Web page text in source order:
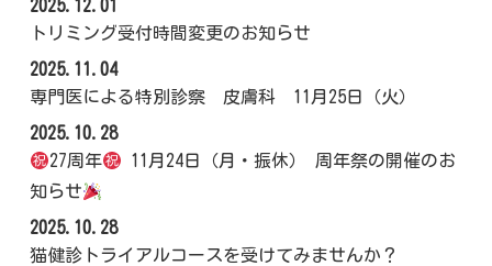
2025.12.01
トリミング受付時間変更のお知らせ
2025.11.04
専門医による特別診察 皮膚科 11月25日（火）
2025.10.28
27周年
11月24日（月・振休） 周年祭の開催のお
知らせ
2025.10.28
猫健診トライアルコースを受けてみませんか？